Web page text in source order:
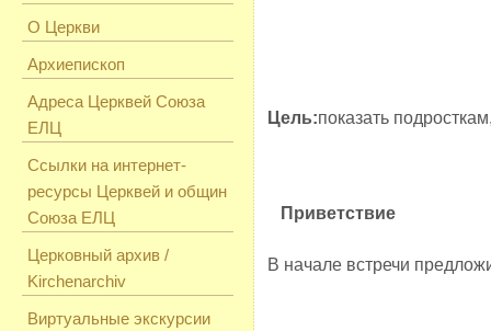
О Церкви
Архиепископ
Адреса Церквей Союза
ЕЛЦ
Ссылки на интернет-
ресурсы Церквей и общин
Союза ЕЛЦ
Церковный архив /
Kirchenarchiv
Виртуальные экскурсии
Цель:показать
Приветствие
В начале встречи